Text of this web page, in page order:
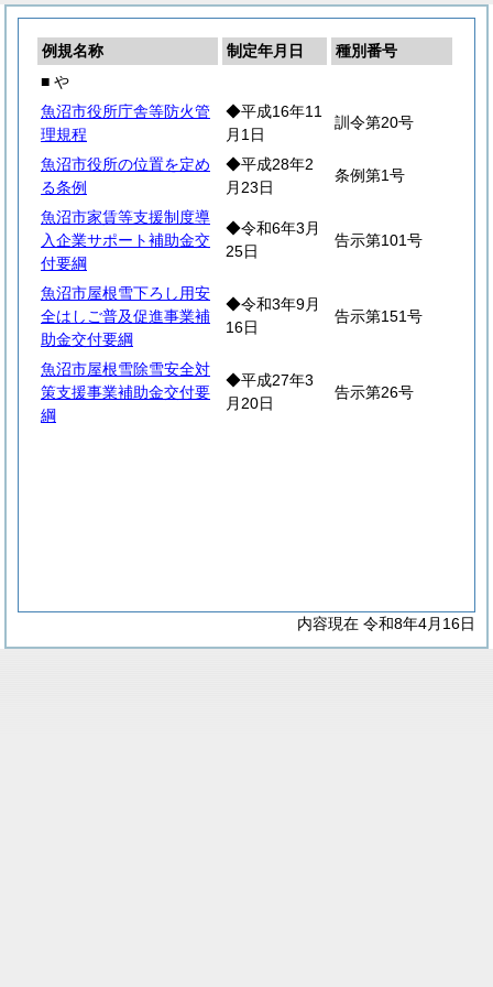
例規名称 制定年月日
種別番号
■ や
魚沼市役所庁舎等防火管
理規程
◆平成16年11
月1日
訓令第20号
魚沼市役所の位置を定め
る条例
◆平成28年2
月23日
条例第1号
魚沼市家賃等支援制度導
入企業サポート補助金交
付要綱
◆令和6年3月
25日
告示第101号
魚沼市屋根雪下ろし用安
全はしご普及促進事業補
助金交付要綱
◆令和3年9月
16日
告示第151号
魚沼市屋根雪除雪安全対
策支援事業補助金交付要
綱
◆平成27年3
月20日
告示第26号
内容現在 令和8年4月16日